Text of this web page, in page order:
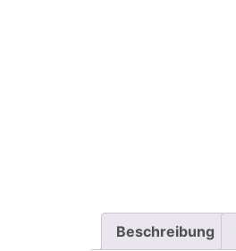
Beschreibung